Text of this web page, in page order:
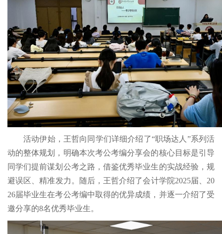
活动伊始，王哲向同学们详细介绍了“职场达人”系列活
动的整体规划，明确本次考公考编分享会的核心目标是引导
同学们提前谋划公考之路，借鉴优秀毕业生的实战经验，规
避误区、精准发力。随后，王哲介绍了会计学院2025届、20
26届毕业生在考公考编中取得的优异成绩，并逐一介绍了受
邀分享的8名优秀毕业生。